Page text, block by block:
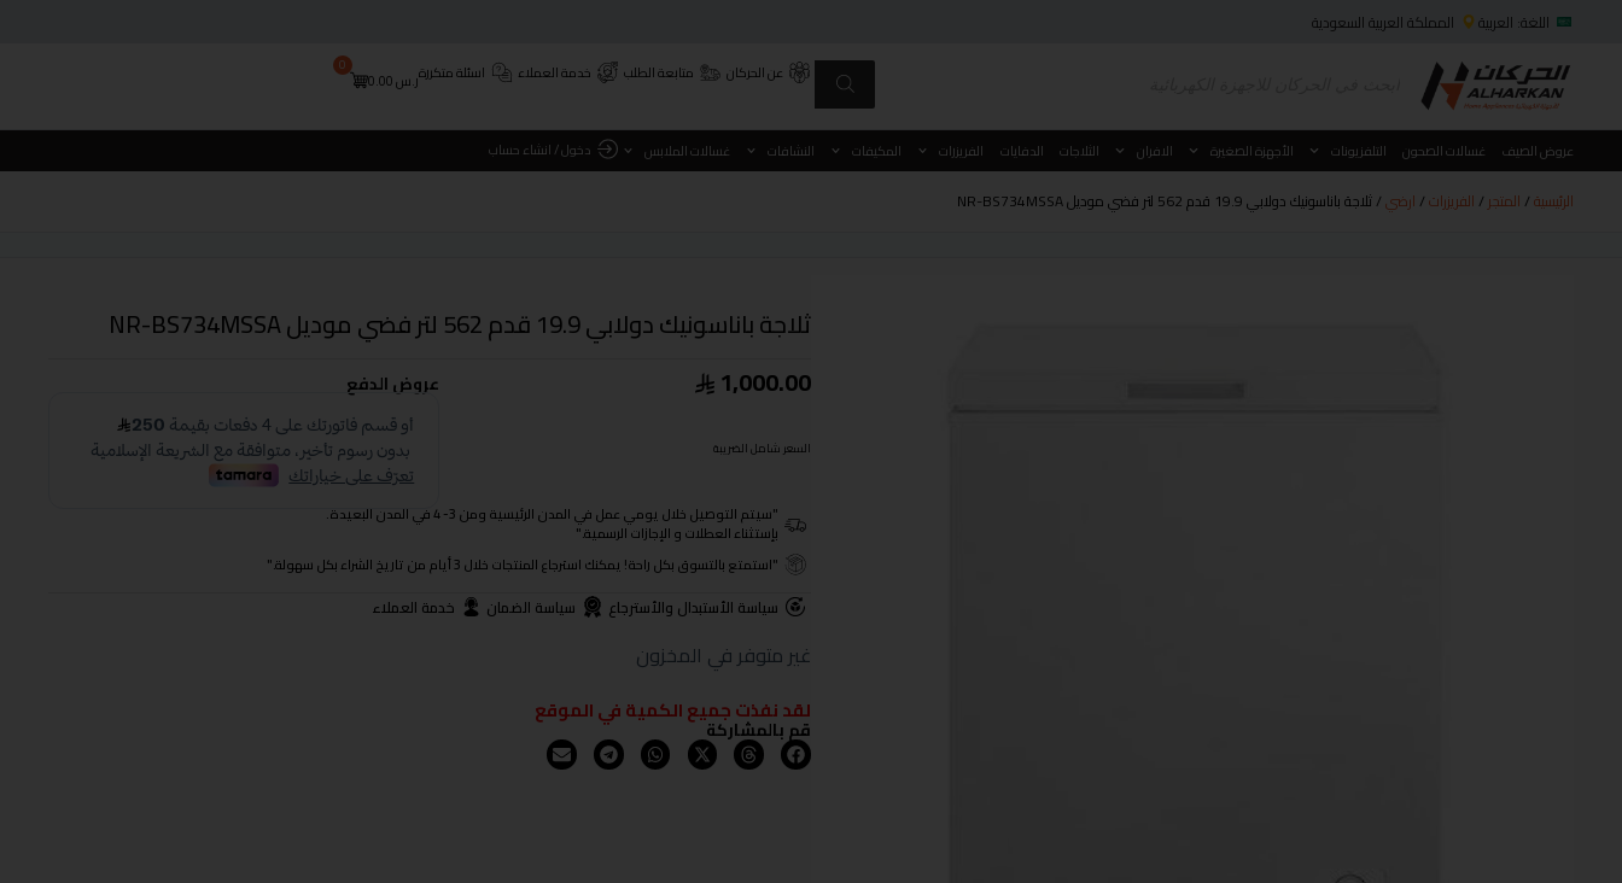
اللغة: العربية المملكة العربية السعودية
عن الحركان متابعة الطلب خدمة العملاء اسئلة متكررةر.س0.00
0
عروض الصيف غسالات الصحون التلفزيونات الأجهزة الصغيرة الافران الثلاجات الدفايات الفريزرات المكيفات النشافات غسالات الملابس دخول / انشاء حساب
الرئيسية/ المتجر / الفريزرات/ ارضي/ ثلاجة باناسونيك دولابي 19.9 قدم 562 لتر فضي موديل NR-BS734MSSA
ثلاجة باناسونيك دولابي 19.9 قدم 562 لتر فضي موديل NR-BS734MSSA
1,000.00
السعر شامل الضريبة
عروض الدفع
"سيتم التوصيل خلال يومي عمل في المدن الرئيسية ومن 3- 4 في المدن البعيدة.
بإستثناء العطلات و الإجازات الرسمية."
"استمتع بالتسوق بكل راحة! يمكنك استرجاع المنتجات خلال 3 أيام من تاريخ الشراء بكل سهولة."
سياسة الأستبدال والأسترجاع سياسة الضمان خدمة العملاء
غير متوفر في المخزون
لقد نفذت جميع الكمية في الموقع
قم بالمشاركة